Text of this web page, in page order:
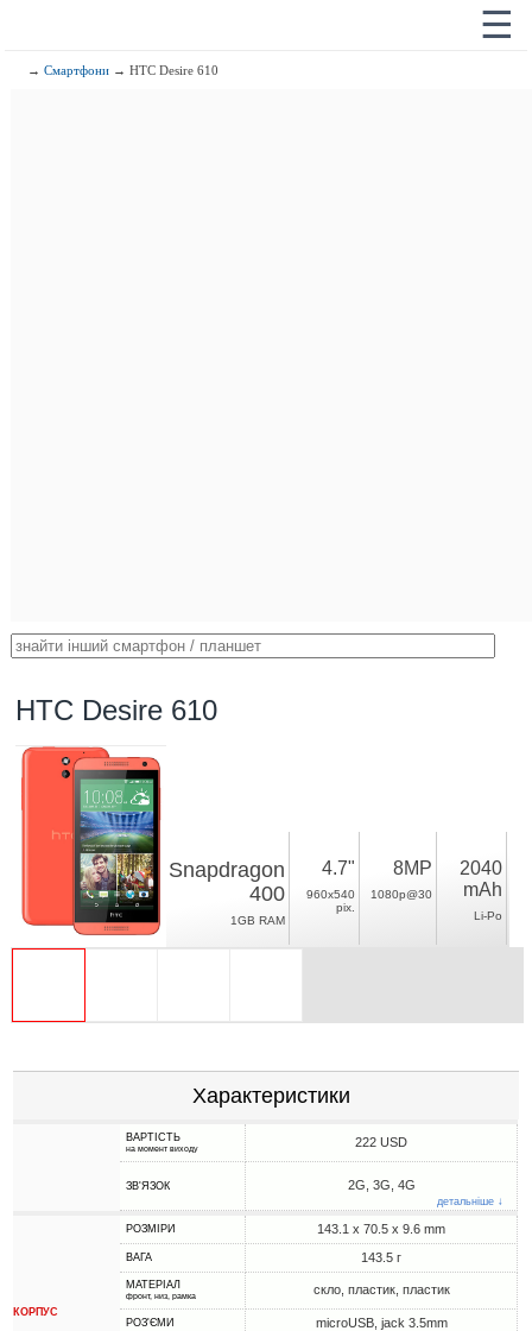
☰
→Смартфони → HTC Desire 610
HTC Desire 610
Snapdragon
400
1GB RAM
4.7"
960x540
pix.
8MP
1080p@30
2040
mAh
Li-Po
Характеристики
ВАРТІСТЬ
на момент виходу 222 USD
ЗВ'ЯЗОК 2G, 3G, 4G
детальніше ↓
КОРПУС
РОЗМІРИ 143.1 x 70.5 x 9.6 mm
ВАГА 143.5 г
МАТЕРІАЛ
фронт, низ, рамка скло, пластик, пластик
РОЗ'ЄМИ microUSB, jack 3.5mm